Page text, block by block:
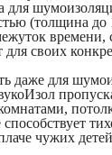
для
(толщина
своих
даже для
чужих